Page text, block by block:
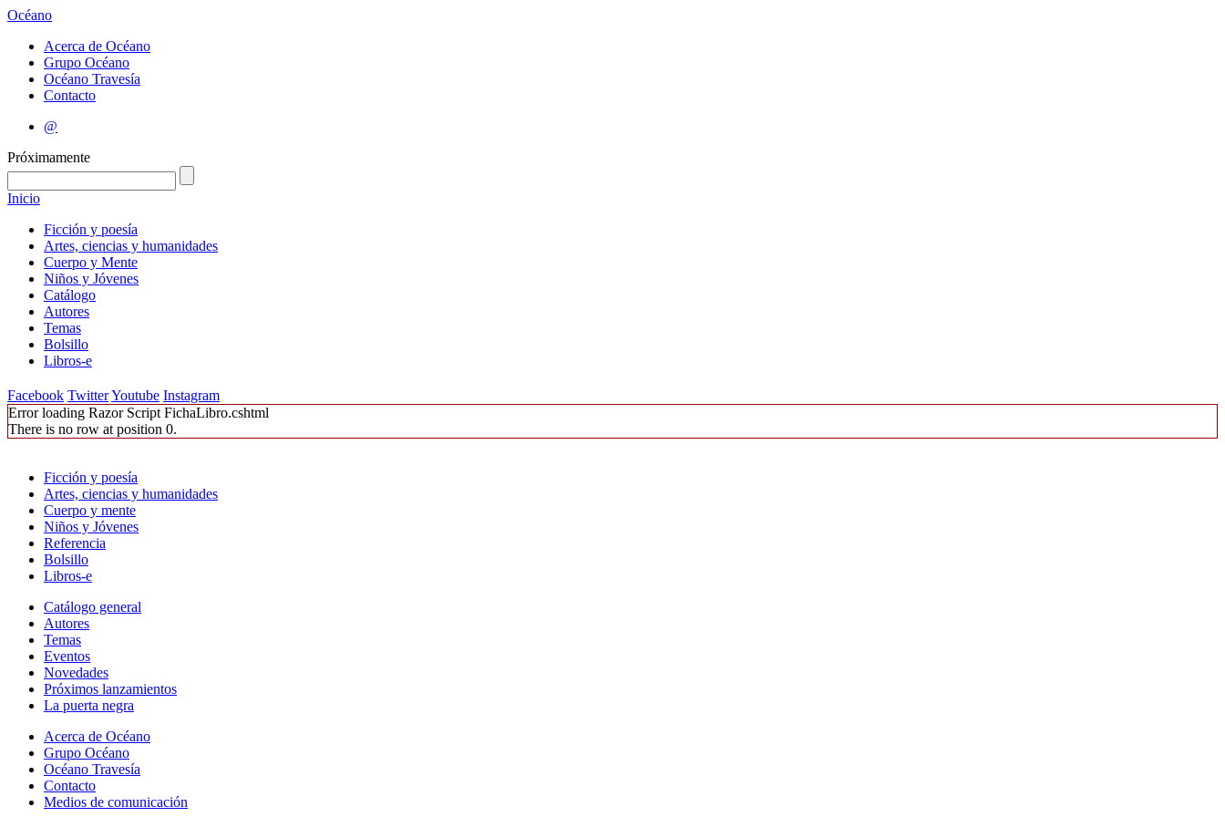
Océano
Acerca de Océano
Grupo Océano
Océano Travesía
Contacto
@
Próximamente
Inicio
Ficción y poesía
Artes, ciencias y humanidades
Cuerpo y Mente
Niños y Jóvenes
Catálogo
Autores
Temas
Bolsillo
Libros-e
Facebook TwitterYoutube Instagram
Error loading Razor Script FichaLibro.cshtml
There is no row at position 0.
Ficción y poesía
Artes, ciencias y humanidades
Cuerpo y mente
Niños y Jóvenes
Referencia
Bolsillo
Libros-e
Catálogo general
Autores
Temas
Eventos
Novedades
Próximos lanzamientos
La puerta negra
Acerca de Océano
Grupo Océano
Océano Travesía
Contacto
Medios de comunicación